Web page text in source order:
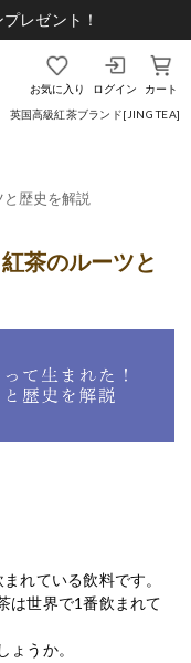
レゼント！
英国高級紅茶ブランド[JING TEA]
お気に入り ログイン カート
と歴史を解説
茶のルーツと
れている飲料です。
は世界で1番飲まれて
うか。